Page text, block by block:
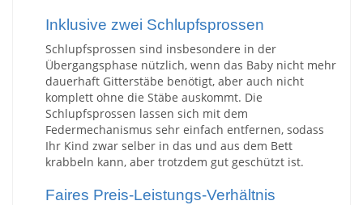
Inklusive zwei Schlupfsprossen
Schlupfsprossen sind insbesondere in der
Übergangsphase nützlich, wenn das Baby nicht mehr
dauerhaft Gitterstäbe benötigt, aber auch nicht
komplett ohne die Stäbe auskommt. Die
Schlupfsprossen lassen sich mit dem
Federmechanismus sehr einfach entfernen, sodass
Ihr Kind zwar selber in das und aus dem Bett
krabbeln kann, aber trotzdem gut geschützt ist.
Faires Preis-Leistungs-Verhältnis